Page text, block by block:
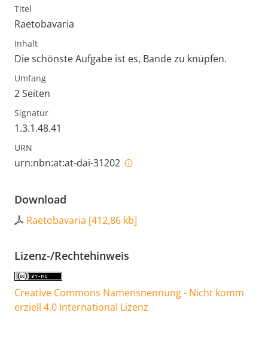
Titel
Raetobavaria
Inhalt
Die schönste Aufgabe ist es, Bande zu knüpfen.
Umfang
2 Seiten
Signatur
1.3.1.48.41
URN
urn:nbn:at:at-dai-31202
Download
Raetobavaria [412,86 kb]
Lizenz-/Rechtehinweis
Creative Commons Namensnennung - Nicht komm
erziell 4.0 International Lizenz